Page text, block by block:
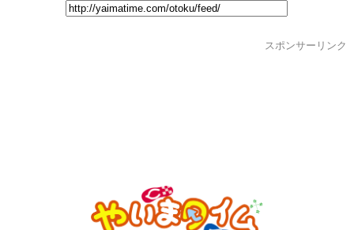
スポンサーリンク